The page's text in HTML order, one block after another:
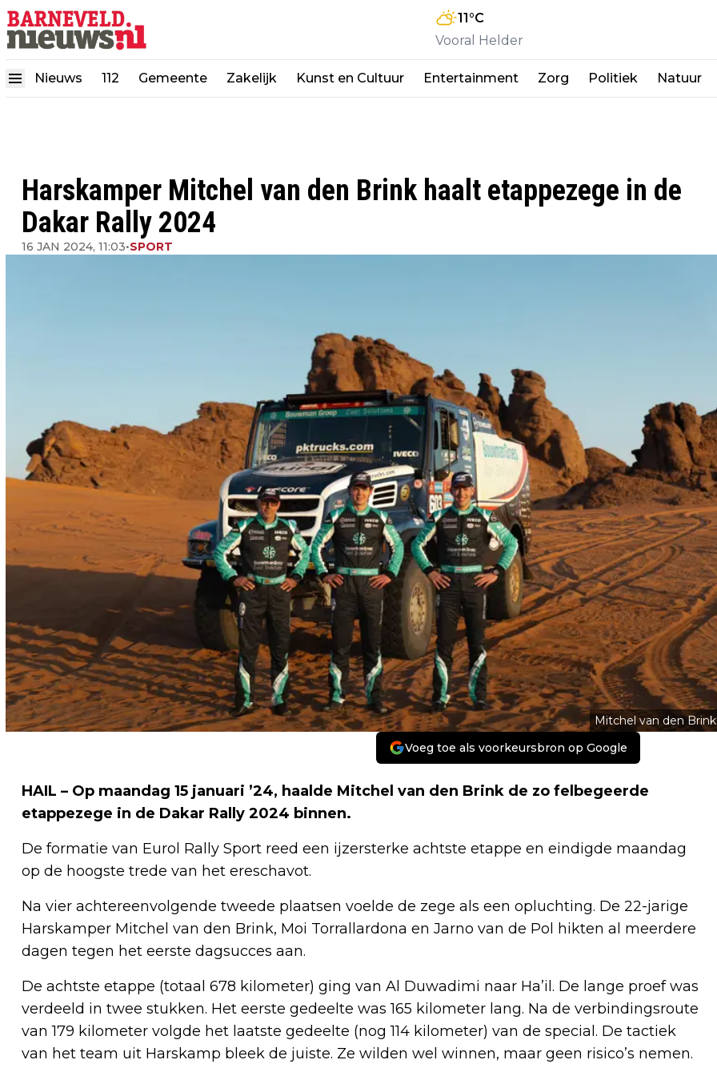
11°C
Vooral Helder
Nieuws 112 Gemeente Zakelijk Kunst en Cultuur Entertainment Zorg Politiek Natuur
Harskamper Mitchel van den Brink haalt etappezege in de
Dakar Rally 2024
16 JAN 2024, 11:03•SPORT
Mitchel van den Brink
Voeg toe als voorkeursbron op Google
HAIL – Op maandag 15 januari ’24, haalde Mitchel van den Brink de zo felbegeerde
etappezege in de Dakar Rally 2024 binnen.
De formatie van Eurol Rally Sport reed een ijzersterke achtste etappe en eindigde maandag
op de hoogste trede van het ereschavot.
Na vier achtereenvolgende tweede plaatsen voelde de zege als een opluchting. De 22-jarige
Harskamper Mitchel van den Brink, Moi Torrallardona en Jarno van de Pol hikten al meerdere
dagen tegen het eerste dagsucces aan.
De achtste etappe (totaal 678 kilometer) ging van Al Duwadimi naar Ha’il. De lange proef was
verdeeld in twee stukken. Het eerste gedeelte was 165 kilometer lang. Na de verbindingsroute
van 179 kilometer volgde het laatste gedeelte (nog 114 kilometer) van de special. De tactiek
van het team uit Harskamp bleek de juiste. Ze wilden wel winnen, maar geen risico’s nemen.